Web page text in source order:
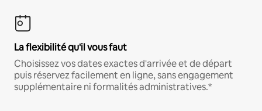
La flexibilité qu'il vous faut
Choisissez vos dates exactes d'arrivée et de départ
puis réservez facilement en ligne, sans engagement
supplémentaire ni formalités administratives.*